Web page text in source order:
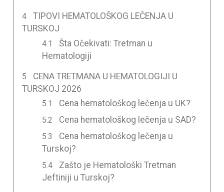
TIPOVI HEMATOLOŠKOG LEČENJA U
TURSKOJ
Šta Očekivati: Tretman u
Hematologiji
CENA TRETMANA U HEMATOLOGIJI U
TURSKOJ 2026
Cena hematološkog lečenja u UK?
Cena hematološkog lečenja u SAD?
Cena hematološkog lečenja u
Turskoj?
Zašto je Hematološki Tretman
Jeftiniji u Turskoj?